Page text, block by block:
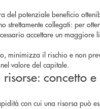
del potenziale beneficio
strettamente collegati: per
accettare un maggiore
minimizza il rischio e non
valore del capitale.
concetto e
con cui una risorsa può